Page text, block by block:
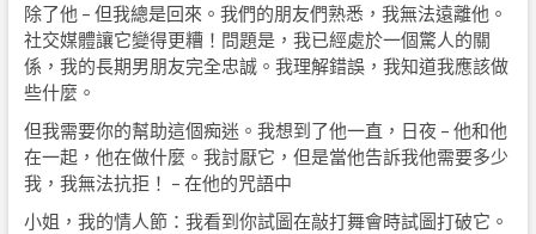
除了他 – 但我總是回來。我們的朋友們熟悉，我無法遠離他。
社交媒體讓它變得更糟！問題是，我已經處於一個驚人的關
係，我的長期男朋友完全忠誠。我理解錯誤，我知道我應該做
些什麼。
但我需要你的幫助這個痴迷。我想到了他一直，日夜 – 他和他
在一起，他在做什麼。我討厭它，但是當他告訴我他需要多少
我，我無法抗拒！ – 在他的咒語中
小姐，我的情人節：我看到你試圖在敲打舞會時試圖打破它。